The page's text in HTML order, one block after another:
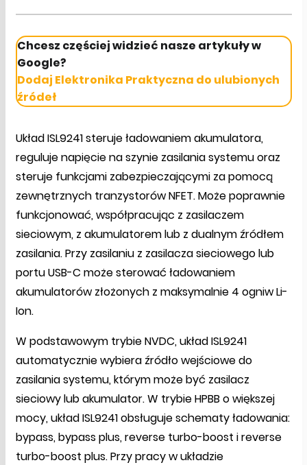
Chcesz częściej widzieć nasze artykuły w
Google?
Dodaj Elektronika Praktyczna do ulubionych
źródeł
Układ ISL9241 steruje ładowaniem akumulatora,
reguluje napięcie na szynie zasilania systemu oraz
steruje funkcjami zabezpieczającymi za pomocą
zewnętrznych tranzystorów NFET. Może poprawnie
funkcjonować, współpracując z zasilaczem
sieciowym, z akumulatorem lub z dualnym źródłem
zasilania. Przy zasilaniu z zasilacza sieciowego lub
portu USB-C może sterować ładowaniem
akumulatorów złożonych z maksymalnie 4 ogniw Li-
Ion.
W podstawowym trybie NVDC, układ ISL9241
automatycznie wybiera źródło wejściowe do
zasilania systemu, którym może być zasilacz
sieciowy lub akumulator. W trybie HPBB o większej
mocy, układ ISL9241 obsługuje schematy ładowania:
bypass, bypass plus, reverse turbo-boost i reverse
turbo-boost plus. Przy pracy w układzie